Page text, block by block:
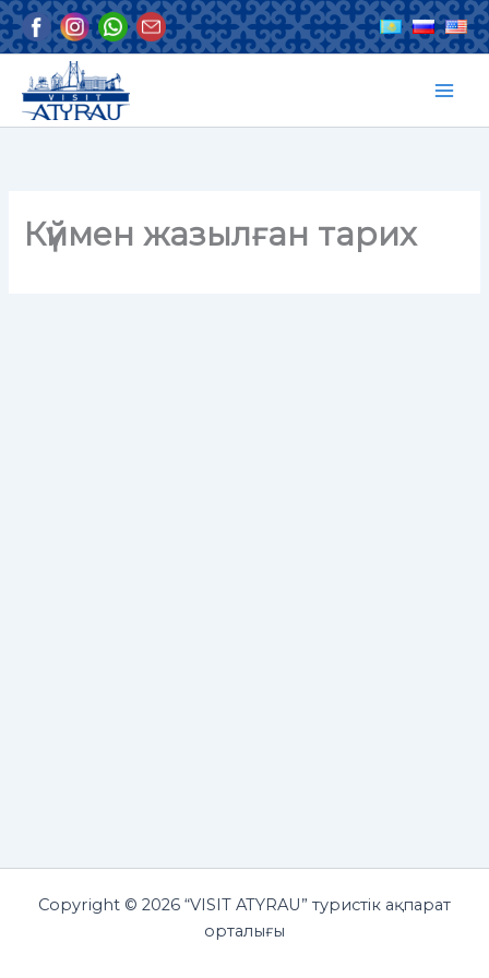
Skip
to
Күймен жазылған тарих
Copyright © 2026 “VISIT ATYRAU” туристік ақпарат
орталығы